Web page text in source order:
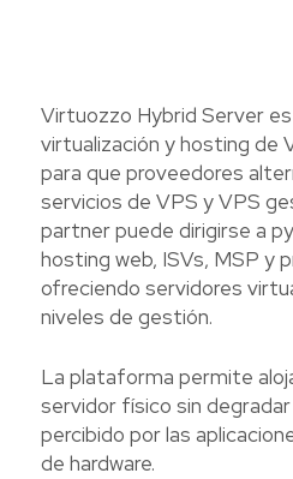
Virtuozzo Hybrid Server
virtualización y hosting de
para que proveedores
servicios de VPS y VPS
partner puede dirigirse a
hosting web, ISVs, MSP y
ofreciendo servidores
niveles de gestión.
La plataforma permite
servidor físico sin
percibido por las
de hardware.